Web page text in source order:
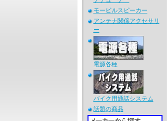
モービルスピーカー
アンテナ関係アクセサリ
ー
電源各種
バイク用通話システム
話題の商品